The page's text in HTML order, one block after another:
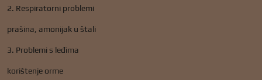
2. Respiratorni problemi
prašina, amonijak u štali
3. Problemi s leđima
korištenje orme